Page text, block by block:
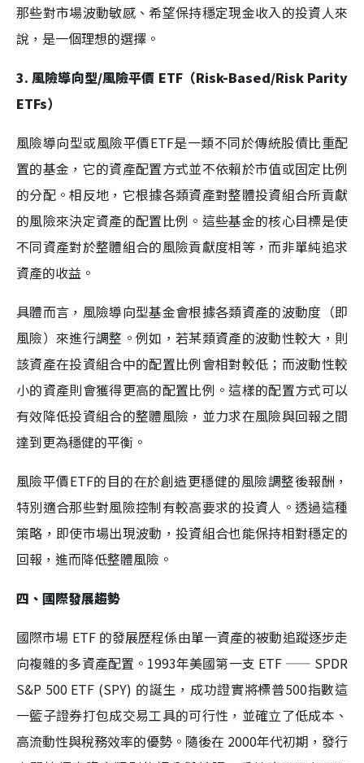
那些對市場波動敏感、希望保持穩定現金收入的投資人來
說，是一個理想的選擇。
3. 風險導向型/風險平價 ETF（Risk-Based/Risk Parity
ETFs）
風險導向型或風險平價ETF是一類不同於傳統股債比重配
置的基金，它的資產配置方式並不依賴於市值或固定比例
的分配。相反地，它根據各類資產對整體投資組合所貢獻
的風險來決定資產的配置比例。這些基金的核心目標是使
不同資產對於整體組合的風險貢獻度相等，而非單純追求
資產的收益。
具體而言，風險導向型基金會根據各類資產的波動度（即
風險）來進行調整。例如，若某類資產的波動性較大，則
該資產在投資組合中的配置比例會相對較低；而波動性較
小的資產則會獲得更高的配置比例。這樣的配置方式可以
有效降低投資組合的整體風險，並力求在風險與回報之間
達到更為穩健的平衡。
風險平價ETF的目的在於創造更穩健的風險調整後報酬，
特別適合那些對風險控制有較高要求的投資人。透過這種
策略，即使市場出現波動，投資組合也能保持相對穩定的
回報，進而降低整體風險。
四、國際發展趨勢
國際市場 ETF 的發展歷程係由單一資產的被動追蹤逐步走
向複雜的多資產配置。1993年美國第一支 ETF —— SPDR
S&P 500 ETF (SPY) 的誕生，成功證實將標普500指數這
一籃子證券打包成交易工具的可行性，並確立了低成本、
高流動性與稅務效率的優勢。隨後在 2000年代初期，發行